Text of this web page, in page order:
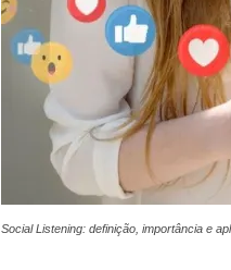
Social Listening: definição, importância e